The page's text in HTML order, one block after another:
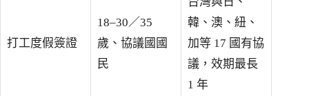
打工度假簽證
18–30／35
歲、協議國國
民
韓、澳、紐、
加等 17 國有協
議，效期最長
1 年